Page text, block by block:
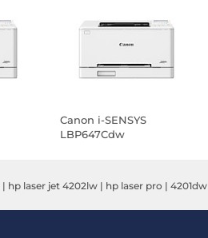
Canon i-SENSYS
LBP647Cdw
| hp laser jet 4202lw | hp laser pro | 4201dw